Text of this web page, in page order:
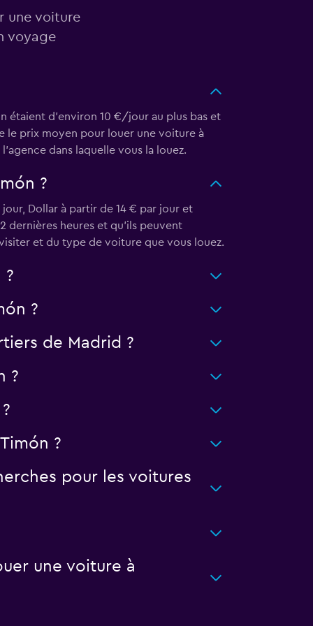
une voiture
voyage
étaient d’environ 10 €/jour au plus bas et
le prix moyen pour louer une voiture à
dans laquelle vous la louez.
?
Dollar à partir de 14 € par jour et
dernières heures et qu’ils peuvent
et du type de voiture que vous louez.
?
?
de Madrid ?
?
?
pour les voitures
une voiture à